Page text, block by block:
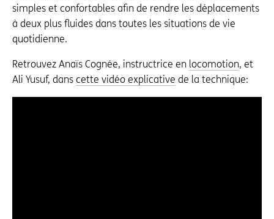
simples et confortables afin de rendre les déplacements
à deux plus fluides dans toutes les situations de vie
quotidienne.
Retrouvez Anaïs Cognée, instructrice en locomotion, et
Ali Yusuf, dans cette vidéo explicative de la technique: